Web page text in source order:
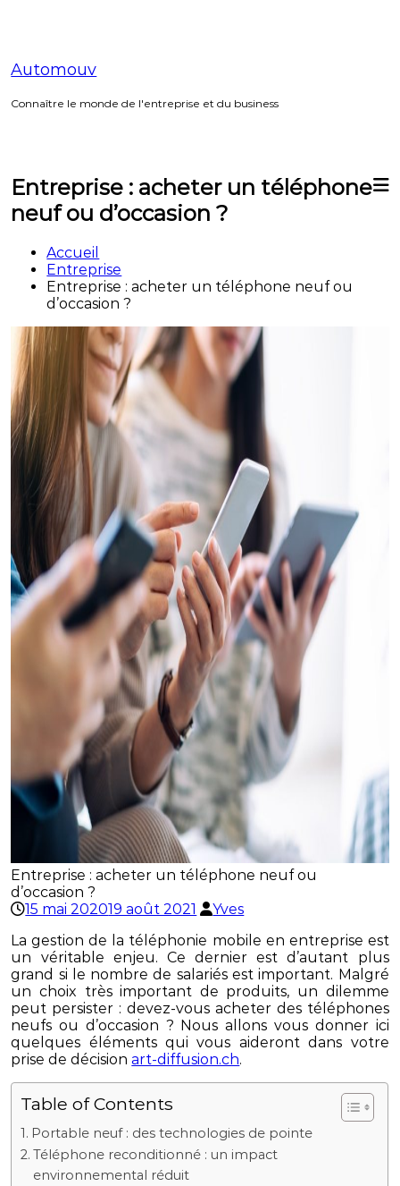
Automouv
Connaître le monde de l'entreprise et du business
Entreprise : acheter un téléphone
neuf ou d’occasion ?
Accueil
Entreprise
Entreprise : acheter un téléphone neuf ou
d’occasion ?
Entreprise : acheter un téléphone neuf ou
d’occasion ?
15 mai 202019 août 2021
Yves
La gestion de la téléphonie mobile en entreprise est
un véritable enjeu. Ce dernier est d’autant plus
grand si le nombre de salariés est important. Malgré
un choix très important de produits, un dilemme
peut persister : devez-vous acheter des téléphones
neufs ou d’occasion ? Nous allons vous donner ici
quelques éléments qui vous aideront dans votre
prise de décisionart-diffusion.ch.
Table of Contents
Portable neuf : des technologies de pointe
Téléphone reconditionné : un impact
environnemental réduit